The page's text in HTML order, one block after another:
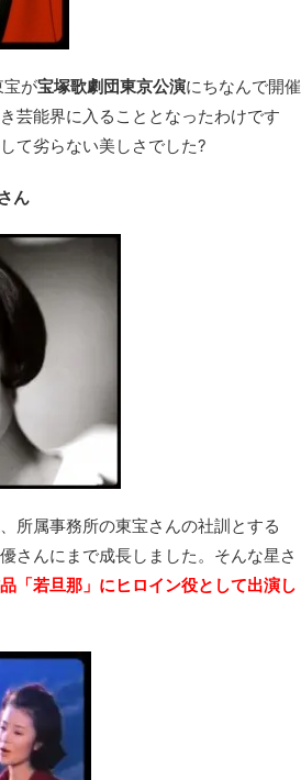
宝が宝塚歌劇団東京公演にちなんで開催
芸能界に入ることとなったわけです
て劣らない美しさでした?
ん
所属事務所の東宝さんの社訓とする
さんにまで成長しました。そんな星さ
「若旦那」にヒロイン役として出演し